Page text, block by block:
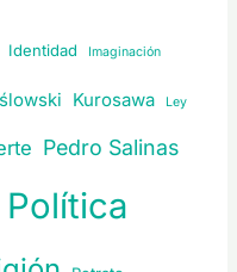
Identidad Imaginación
Kurosawa Ley
Pedro Salinas
Política